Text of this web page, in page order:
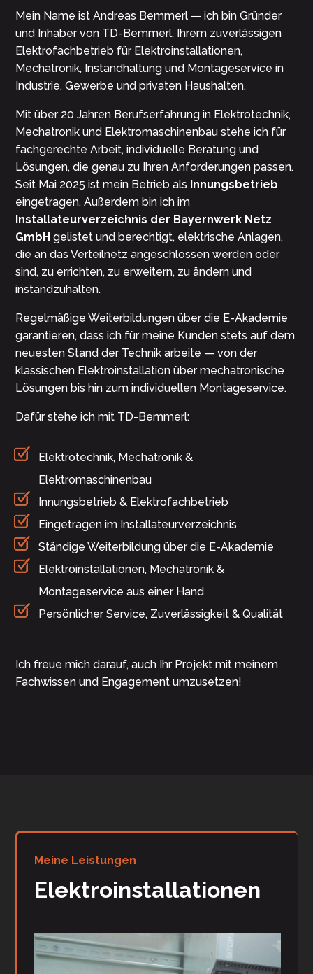
Mein Name ist Andreas Bemmerl — ich bin Gründer
und Inhaber von TD-Bemmerl, Ihrem zuverlässigen
Elektrofachbetrieb für Elektroinstallationen,
Mechatronik, Instandhaltung und Montageservice in
Industrie, Gewerbe und privaten Haushalten.
Mit über 20 Jahren Berufserfahrung in Elektrotechnik,
Mechatronik und Elektromaschinenbau stehe ich für
fachgerechte Arbeit, individuelle Beratung und
Lösungen, die genau zu Ihren Anforderungen passen.
Seit Mai 2025 ist mein Betrieb als Innungsbetrieb
eingetragen. Außerdem bin ich im
Installateurverzeichnis der Bayernwerk Netz
GmbH gelistet und berechtigt, elektrische Anlagen,
die an das Verteilnetz angeschlossen werden oder
sind, zu errichten, zu erweitern, zu ändern und
instandzuhalten.
Regelmäßige Weiterbildungen über die E-Akademie
garantieren, dass ich für meine Kunden stets auf dem
neuesten Stand der Technik arbeite — von der
klassischen Elektroinstallation über mechatronische
Lösungen bis hin zum individuellen Montageservice.
Dafür stehe ich mit TD-Bemmerl:
Elektrotechnik, Mechatronik &
Elektromaschinenbau
Innungsbetrieb & Elektrofachbetrieb
Eingetragen im Installateurverzeichnis
Ständige Weiterbildung über die E-Akademie
Elektroinstallationen, Mechatronik &
Montageservice aus einer Hand
Persönlicher Service, Zuverlässigkeit & Qualität
Ich freue mich darauf, auch Ihr Projekt mit meinem
Fachwissen und Engagement umzusetzen!
Meine Leistungen
Elektroinstallationen